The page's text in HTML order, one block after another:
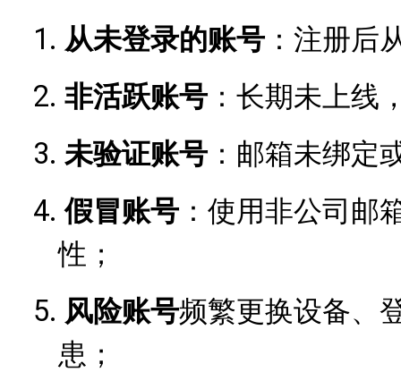
1. 从未登录的账号 ：注册后
2. 非活跃账号 ：长期未上线
3. 未验证账号 ：邮箱未绑定
4.假冒账号 ：使用非公司邮
性；
5. 风险账号频繁更换设备、
患；